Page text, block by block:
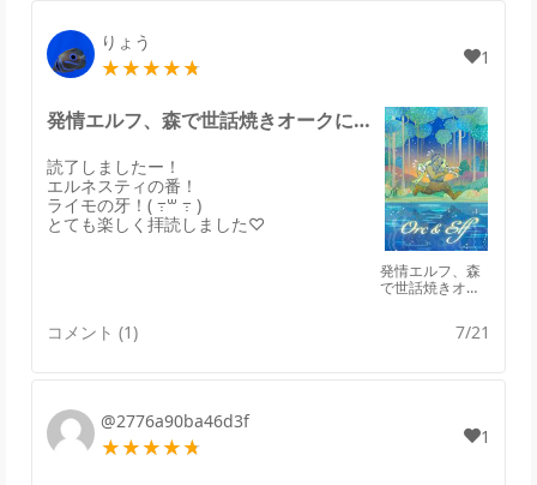
りょう
1
発情エルフ、森で世話焼きオークに拾われる。のレビュー
読了しましたー！
エルネスティの番！
ライモの牙！( ߹꒳ ߹ )
とても楽しく拝読しました♡
発情エルフ、森
で世話焼きオー
コメント (1) 7/21
@2776a90ba46d3f
1